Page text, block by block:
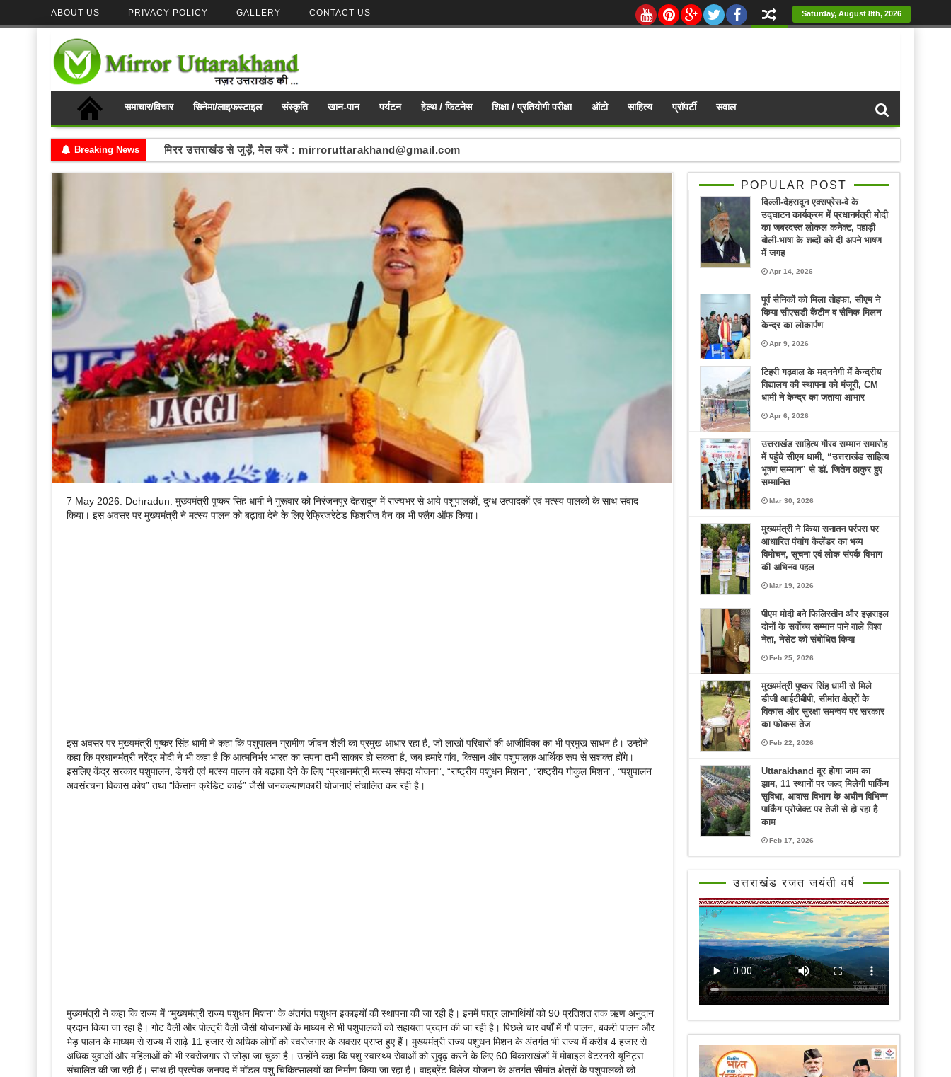
ABOUT US PRIVACY POLICY GALLERY CONTACT US Saturday, August 8th, 2026
समाचार/विचार सिनेमा/लाइफस्टाइल संस्कृति खान-पान पर्यटन हेल्थ / फिटनेस शिक्षा / प्रतियोगी परीक्षा ऑटो साहित्य प्रॉपर्टी सवाल
Breaking News
मिरर उत्तराखंड से जुड़ें, मेल करें : mirroruttarakhand@gmail.com
Write your thoughts and send mirroruttarakhand@gmail.com
7 May 2026. Dehradun. मुख्यमंत्री पुष्कर सिंह धामी ने गुरूवार को निरंजनपुर देहरादून में राज्यभर से आये पशुपालकों, दुग्ध उत्पादकों एवं मत्स्य पालकों के साथ संवाद
किया। इस अवसर पर मुख्यमंत्री ने मत्स्य पालन को बढ़ावा देने के लिए रेफ्रिजरेटेड फिशरीज वैन का भी फ्लैग ऑफ किया।
इस अवसर पर मुख्यमंत्री पुष्कर सिंह धामी ने कहा कि पशुपालन ग्रामीण जीवन शैली का प्रमुख आधार रहा है, जो लाखों परिवारों की आजीविका का भी प्रमुख साधन है। उन्होंने
कहा कि प्रधानमंत्री नरेंद्र मोदी ने भी कहा है कि आत्मनिर्भर भारत का सपना तभी साकार हो सकता है, जब हमारे गांव, किसान और पशुपालक आर्थिक रूप से सशक्त होंगे।
इसलिए केंद्र सरकार पशुपालन, डेयरी एवं मत्स्य पालन को बढ़ावा देने के लिए “प्रधानमंत्री मत्स्य संपदा योजना”, “राष्ट्रीय पशुधन मिशन”, “राष्ट्रीय गोकुल मिशन”, “पशुपालन
अवसंरचना विकास कोष” तथा “किसान क्रेडिट कार्ड” जैसी जनकल्याणकारी योजनाएं संचालित कर रही है।
मुख्यमंत्री ने कहा कि राज्य में “मुख्यमंत्री राज्य पशुधन मिशन” के अंतर्गत पशुधन इकाइयों की स्थापना की जा रही है। इनमें पात्र लाभार्थियों को 90 प्रतिशत तक ऋण अनुदान
प्रदान किया जा रहा है। गोट वैली और पोल्ट्री वैली जैसी योजनाओं के माध्यम से भी पशुपालकों को सहायता प्रदान की जा रही है। पिछले चार वर्षों में गौ पालन, बकरी पालन और
भेड़ पालन के माध्यम से राज्य में साढ़े 11 हजार से अधिक लोगों को स्वरोजगार के अवसर प्राप्त हुए हैं। मुख्यमंत्री राज्य पशुधन मिशन के अंतर्गत भी राज्य में करीब 4 हजार से
अधिक युवाओं और महिलाओं को भी स्वरोजगार से जोड़ा जा चुका है। उन्होंने कहा कि पशु स्वास्थ्य सेवाओं को सुदृढ़ करने के लिए 60 विकासखंडों में मोबाइल वेटरनरी यूनिट्स
संचालित की जा रही हैं। साथ ही प्रत्येक जनपद में मॉडल पशु चिकित्सालयों का निर्माण किया जा रहा है। वाइब्रेंट विलेज योजना के अंतर्गत सीमांत क्षेत्रों के पशुपालकों को
POPULAR POST
दिल्ली-देहरादून एक्सप्रेस-वे के
उद्घाटन कार्यक्रम में प्रधानमंत्री मोदी
का जबरदस्त लोकल कनेक्ट, पहाड़ी
बोली-भाषा के शब्दों को दी अपने भाषण
में जगह
Apr 14, 2026
पूर्व सैनिकों को मिला तोहफा, सीएम ने
किया सीएसडी कैंटीन व सैनिक मिलन
केन्द्र का लोकार्पण
Apr 9, 2026
टिहरी गढ़वाल के मदननेगी में केन्द्रीय
विद्यालय की स्थापना को मंजूरी, CM
धामी ने केन्द्र का जताया आभार
Apr 6, 2026
उत्तराखंड साहित्य गौरव सम्मान समारोह
में पहुंचे सीएम धामी, “उत्तराखंड साहित्य
भूषण सम्मान” से डॉ. जितेन ठाकुर हुए
सम्मानित
Mar 30, 2026
मुख्यमंत्री ने किया सनातन परंपरा पर
आधारित पंचांग कैलेंडर का भव्य
विमोचन, सूचना एवं लोक संपर्क विभाग
की अभिनव पहल
Mar 19, 2026
पीएम मोदी बने फिलिस्तीन और इज़राइल
दोनों के सर्वोच्च सम्मान पाने वाले विश्व
नेता, नेसेट को संबोधित किया
Feb 25, 2026
मुख्यमंत्री पुष्कर सिंह धामी से मिले
डीजी आईटीबीपी, सीमांत क्षेत्रों के
विकास और सुरक्षा समन्वय पर सरकार
का फोकस तेज
Feb 22, 2026
Uttarakhand दूर होगा जाम का
झाम, 11 स्थानों पर जल्द मिलेगी पार्किंग
सुविधा, आवास विभाग के अधीन विभिन्न
पार्किंग प्रोजेक्ट पर तेजी से हो रहा है
काम
Feb 17, 2026
उत्तराखंड रजत जयंती वर्ष